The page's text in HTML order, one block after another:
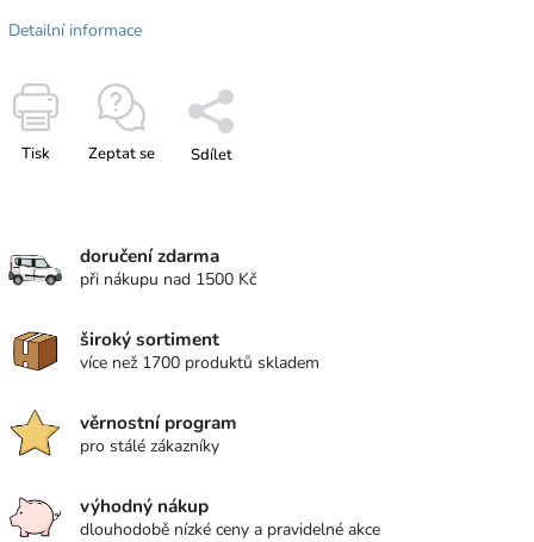
Detailní informace
Tisk Zeptat se Sdílet
doručení zdarma
při nákupu nad 1500 Kč
široký sortiment
více než 1700 produktů skladem
věrnostní program
pro stálé zákazníky
výhodný nákup
dlouhodobě nízké ceny a pravidelné akce